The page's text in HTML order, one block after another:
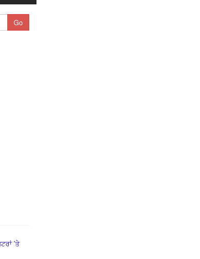
’ਤੇ